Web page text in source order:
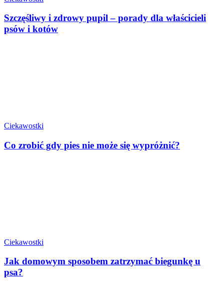
Szczęśliwy i zdrowy pupil – porady dla właścicieli
psów i kotów
Ciekawostki
Co zrobić gdy pies nie może się wypróżnić?
Ciekawostki
Jak domowym sposobem zatrzymać biegunkę u
psa?